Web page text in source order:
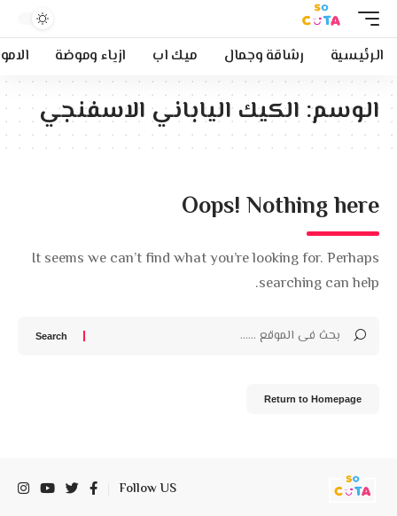
الرئيسية رشاقة وجمال ميك اب ازياء وموضة
الوسم: الكيك الياباني الاسفنجي
Oops! Nothing here
It seems we can’t find what you’re looking for. Perhaps
searching can help.
Return to Homepage
Follow US